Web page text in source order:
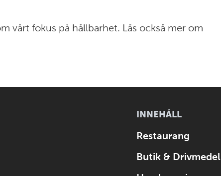
vårt fokus på hållbarhet. Läs också mer om
INNEHÅLL
Restaurang
Butik & Drivmedel